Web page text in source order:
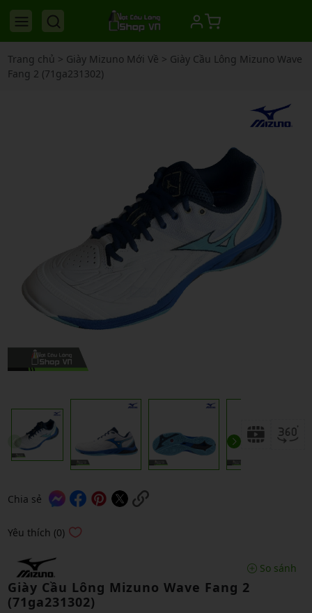
Trang chủ > Giày Mizuno Mới Về > Giày Cầu Lông Mizuno Wave
Fang 2 (71ga231302)
Chia sẻ
Yêu thích (0)
So sánh
Giày Cầu Lông Mizuno Wave Fang 2
(71ga231302)